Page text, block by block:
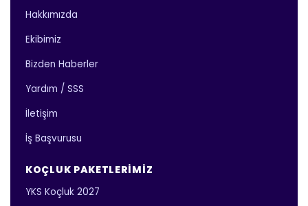
Hakkımızda
Ekibimiz
Bizden Haberler
Yardım / SSS
İletişim
İş Başvurusu
KOÇLUK PAKETLERIMIZ
YKS Koçluk 2027